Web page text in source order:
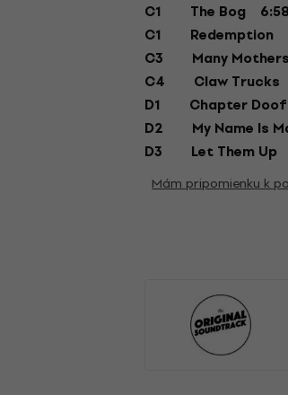
C1 The Bog
6:58
C1
Redemption
C3
Many Mothers
C4
Claw Trucks
D1
Chapter Doof
D2
My Name Is
D3
Let Them Up
Mám pripomienku k